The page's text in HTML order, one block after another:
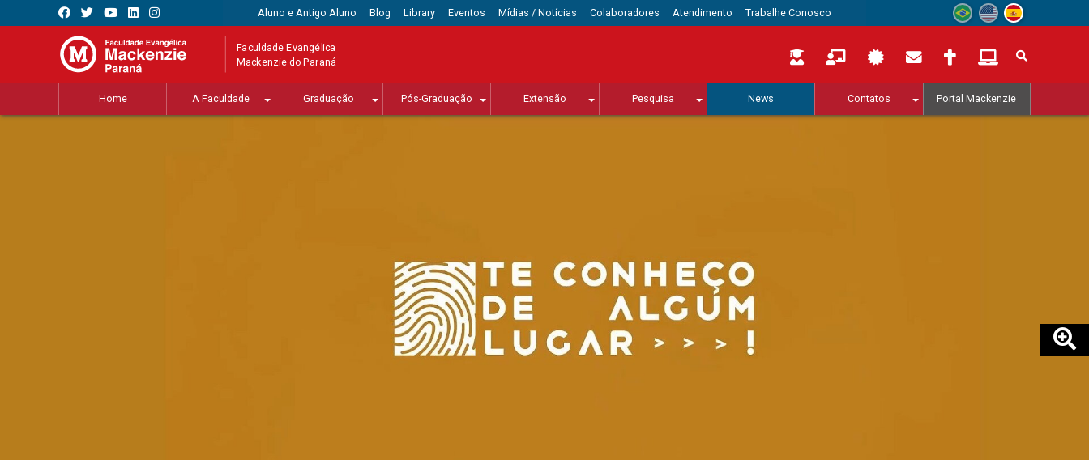
Aluno e Antigo Aluno Blog Library Eventos Mídias / Notícias Colaboradores Atendimento Trabalhe Conosco
Faculdade Evangélica
Mackenzie do Paraná
Home A Faculdade Graduação Pós-Graduação Extensão Pesquisa News Contatos Portal Mackenzie